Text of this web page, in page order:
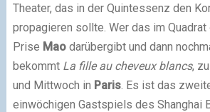
Theater, das in der Quintessenz den
propagieren sollte. Wer das im
Prise Maodarübergibt und dann
bekommt La fille au cheveux blancs,
und Mittwoch in Paris. Es ist das
einwöchigen Gastspiels des Shanghai